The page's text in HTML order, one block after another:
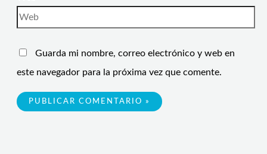
Guarda mi nombre, correo electrónico y web en
este navegador para la próxima vez que comente.